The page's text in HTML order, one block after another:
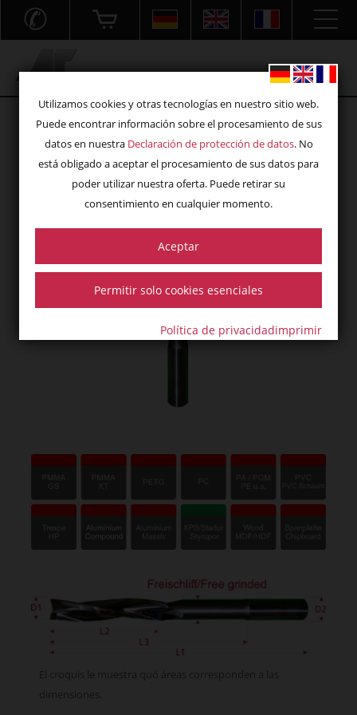
✆
Utilizamos cookies y otras tecnologías en nuestro sitio web.
Puede encontrar información sobre el procesamiento de sus
datos en nuestra Declaración de protección de datos. No
está obligado a aceptar el procesamiento de sus datos para
poder utilizar nuestra oferta. Puede retirar su
consentimiento en cualquier momento.
Aceptar
Permitir solo cookies esenciales
Política de privacidadimprimir